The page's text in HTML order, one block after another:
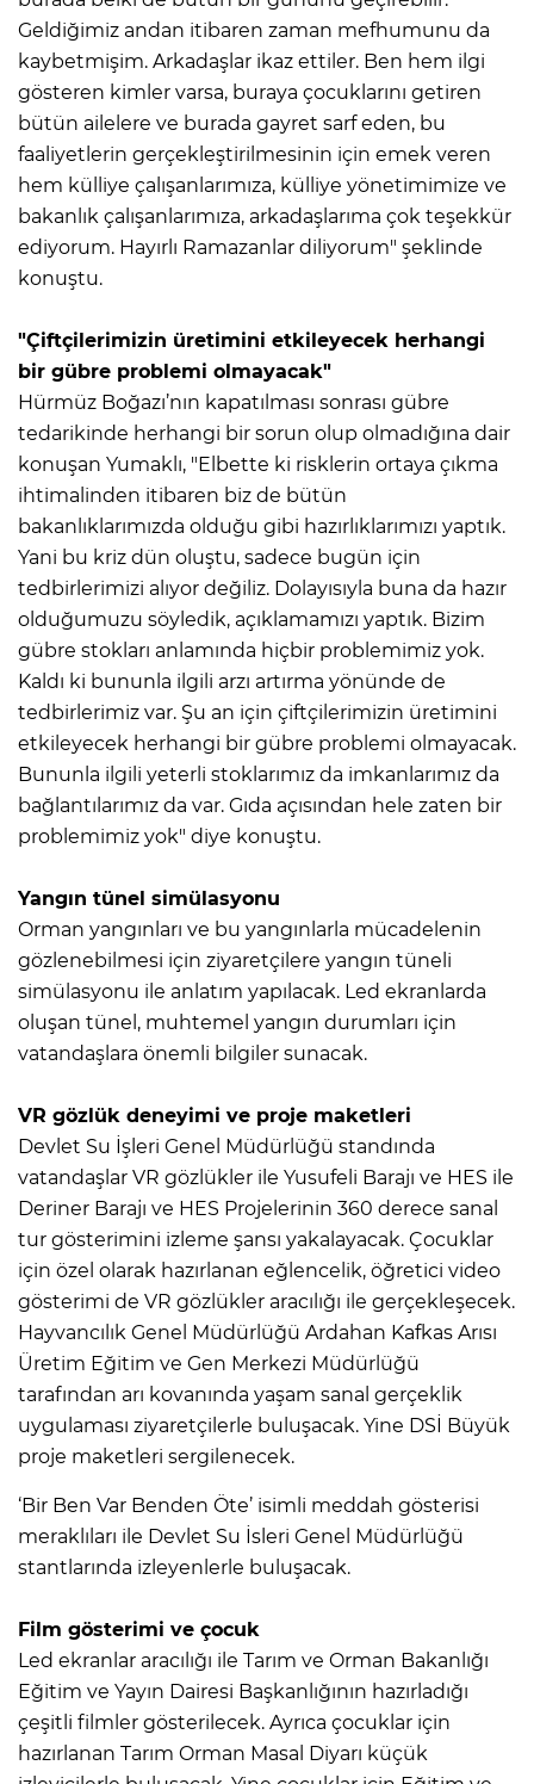
Geldiğimiz andan itibaren zaman mefhumunu da
kaybetmişim. Arkadaşlar ikaz ettiler. Ben hem ilgi
gösteren kimler varsa, buraya çocuklarını getiren
bütün ailelere ve burada gayret sarf eden, bu
faaliyetlerin gerçekleştirilmesinin için emek veren
hem külliye çalışanlarımıza, külliye yönetimimize ve
bakanlık çalışanlarımıza, arkadaşlarıma çok teşekkür
ediyorum. Hayırlı Ramazanlar diliyorum" şeklinde
konuştu.
"Çiftçilerimizin üretimini etkileyecek herhangi
bir gübre problemi olmayacak"
Hürmüz Boğazı’nın kapatılması sonrası gübre
tedarikinde herhangi bir sorun olup olmadığına dair
konuşan Yumaklı, "Elbette ki risklerin ortaya çıkma
ihtimalinden itibaren biz de bütün
bakanlıklarımızda olduğu gibi hazırlıklarımızı yaptık.
Yani bu kriz dün oluştu, sadece bugün için
tedbirlerimizi alıyor değiliz. Dolayısıyla buna da hazır
olduğumuzu söyledik, açıklamamızı yaptık. Bizim
gübre stokları anlamında hiçbir problemimiz yok.
Kaldı ki bununla ilgili arzı artırma yönünde de
tedbirlerimiz var. Şu an için çiftçilerimizin üretimini
etkileyecek herhangi bir gübre problemi olmayacak.
Bununla ilgili yeterli stoklarımız da imkanlarımız da
bağlantılarımız da var. Gıda açısından hele zaten bir
problemimiz yok" diye konuştu.
Yangın tünel simülasyonu
Orman yangınları ve bu yangınlarla mücadelenin
gözlenebilmesi için ziyaretçilere yangın tüneli
simülasyonu ile anlatım yapılacak. Led ekranlarda
oluşan tünel, muhtemel yangın durumları için
vatandaşlara önemli bilgiler sunacak.
VR gözlük deneyimi ve proje maketleri
Devlet Su İşleri Genel Müdürlüğü standında
vatandaşlar VR gözlükler ile Yusufeli Barajı ve HES ile
Deriner Barajı ve HES Projelerinin 360 derece sanal
tur gösterimini izleme şansı yakalayacak. Çocuklar
için özel olarak hazırlanan eğlencelik, öğretici video
gösterimi de VR gözlükler aracılığı ile gerçekleşecek.
Hayvancılık Genel Müdürlüğü Ardahan Kafkas Arısı
Üretim Eğitim ve Gen Merkezi Müdürlüğü
tarafından arı kovanında yaşam sanal gerçeklik
uygulaması ziyaretçilerle buluşacak. Yine DSİ Büyük
proje maketleri sergilenecek.
‘Bir Ben Var Benden Öte’ isimli meddah gösterisi
meraklıları ile Devlet Su İsleri Genel Müdürlüğü
stantlarında izleyenlerle buluşacak.
Film gösterimi ve çocuk
Led ekranlar aracılığı ile Tarım ve Orman Bakanlığı
Eğitim ve Yayın Dairesi Başkanlığının hazırladığı
çeşitli filmler gösterilecek. Ayrıca çocuklar için
hazırlanan Tarım Orman Masal Diyarı küçük